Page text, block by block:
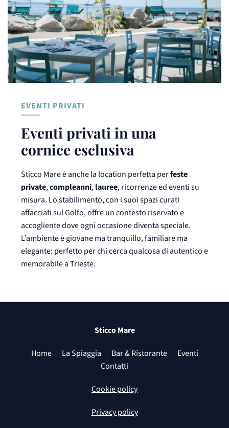
EVENTI PRIVATI
Eventi privati in una
cornice esclusiva
Sticco Mare è anche la location perfetta perfeste
private,compleanni,lauree, ricorrenze ed eventi su
misura. Lo stabilimento, con i suoi spazi curati
affacciati sul Golfo, offre un contesto riservato e
accogliente dove ogni occasione diventa speciale.
L’ambiente è giovane ma tranquillo, familiare ma
elegante: perfetto per chi cerca qualcosa di autentico e
memorabile a Trieste.
Sticco Mare
Home La Spiaggia Bar & Ristorante
Eventi
Contatti
Cookie policy
Privacy policy